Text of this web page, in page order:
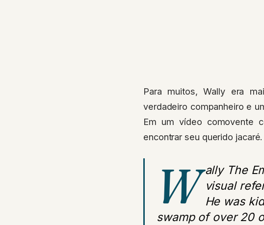
Para muitos, Wally era
verdadeiro companheiro e
Em um vídeo comovente
encontrar seu querido jacaré.
W ally The
visual
He was
swamp of over 20